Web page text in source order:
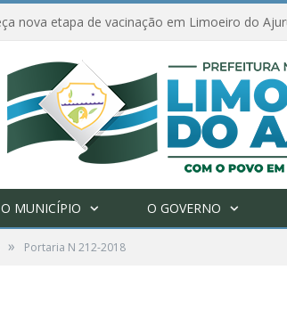
O MUNICÍPIO O GOVERNO
» Portaria N 212-2018